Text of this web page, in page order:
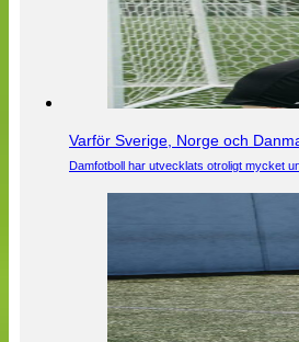
Varför Sverige, Norge och
Damfotboll har utvecklats otroligt mycket